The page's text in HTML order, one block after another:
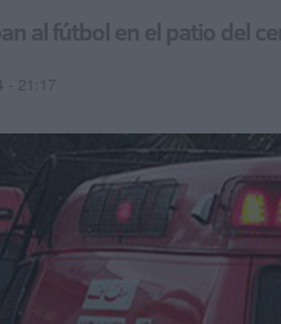
al fútbol en el patio del
- 21:17